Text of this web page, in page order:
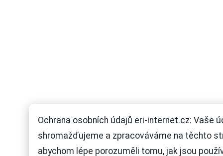
Ochrana osobních údajů eri-internet.cz: Vaše
shromažďujeme a zpracováváme na těchto
abychom lépe porozuměli tomu, jak jsou